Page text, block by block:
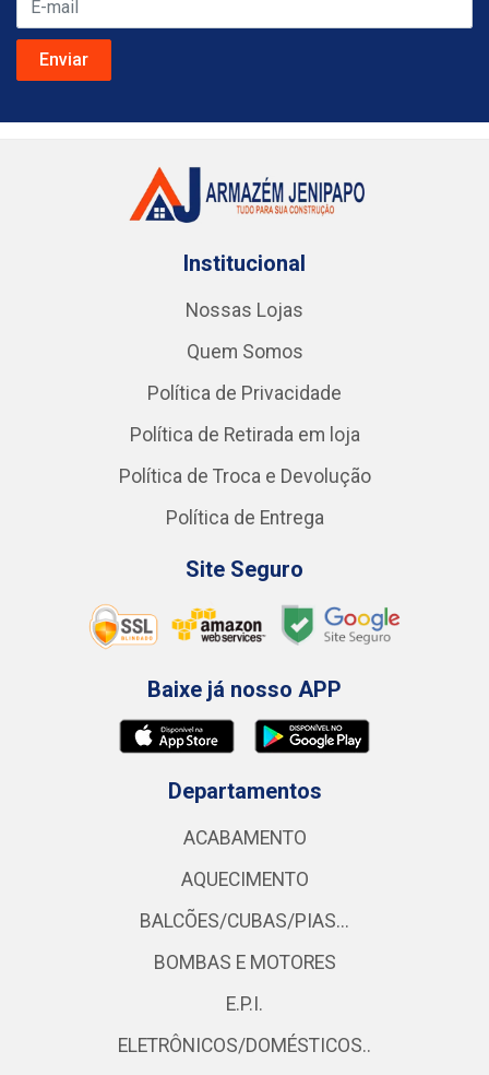
Institucional
Nossas Lojas
Quem Somos
Política de Privacidade
Política de Retirada em loja
Política de Troca e Devolução
Política de Entrega
Site Seguro
Baixe já nosso APP
Departamentos
ACABAMENTO
AQUECIMENTO
BALCÕES/CUBAS/PIAS...
BOMBAS E MOTORES
E.P.I.
ELETRÔNICOS/DOMÉSTICOS..